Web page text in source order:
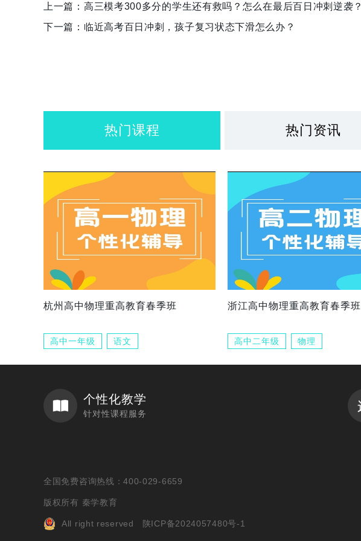
上一篇： 高三模考300多分的学生还有救吗？怎么在最后百日冲刺逆袭？
下一篇： 临近高考百日冲刺，孩子复习状态下滑怎么办？
热门课程 热门资讯
杭州高中物理重高教育春季班
高中一年级 语文
浙江高中物理重高教育春季班
高中二年级 物理
个性化教学
针对性课程服务
全国免费咨询热线：400-029-6659
版权所有 秦学教育
All right reserved 陕ICP备2024057480号-1